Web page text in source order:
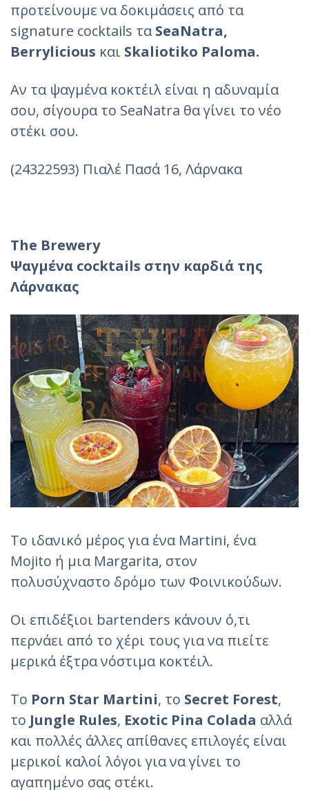
προτείνουμε να δοκιμάσεις από τα
signature cocktails τα SeaNatra,
Berrylicious και Skaliotiko Paloma.
Αν τα ψαγμένα κοκτέιλ είναι η αδυναμία
σου, σίγουρα το SeaNatra θα γίνει το νέο
στέκι σου.
(24322593) Πιαλέ Πασά 16, Λάρνακα
The Brewery
Ψαγμένα cocktails στην καρδιά της
Λάρνακας
Το ιδανικό μέρος για ένα Martini, ένα
Mojito ή μια Margarita, στον
πολυσύχναστο δρόμο των Φοινικούδων.
Οι επιδέξιοι bartenders κάνουν ό,τι
περνάει από το χέρι τους για να πιείτε
μερικά έξτρα νόστιμα κοκτέιλ.
Το Porn Star Martini, το Secret Forest,
το Jungle Rules, Exotic Pina Colada αλλά
και πολλές άλλες απίθανες επιλογές είναι
μερικοί καλοί λόγοι για να γίνει το
αγαπημένο σας στέκι.